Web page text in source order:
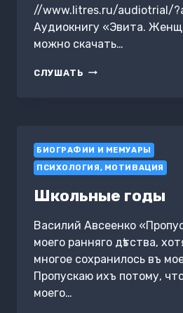
//www.litres.ru/audiotrial/
Аудиокнигу «Эвита.
можно скачать…
СЛУШАТЬ ЭВИТА.
БИОГРАФИИ И МЕМУАРЫ
ПСИХОЛОГИЯ, МОТИВАЦИЯ
Школьные годы
Василий Авсеенко
моего ранняго дѣтства,
многое сохранилось въ
Пропускаю ихъ потому,
моего…